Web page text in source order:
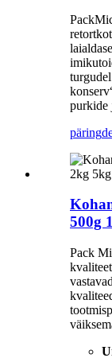
purkide
päring
500g
Pack